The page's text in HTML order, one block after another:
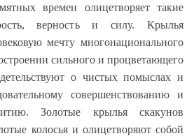
времен олицетворяет такие
верность и силу. Крылья
мечту многонационального
сильного и процветающего
о чистых помыслах и
совершенствованию и
Золотые крылья скакунов
колосья и олицетворяют собой